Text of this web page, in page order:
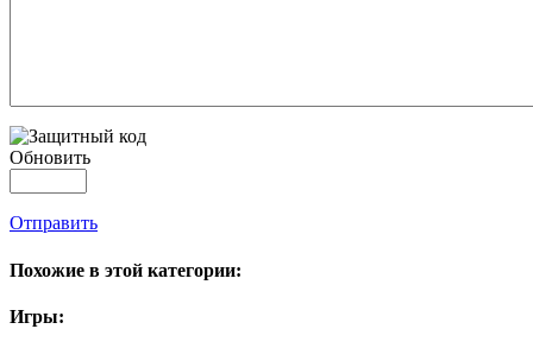
Обновить
Отправить
Похожие в этой категории:
Игры: